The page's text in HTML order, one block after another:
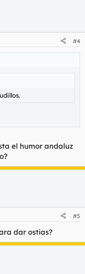
#4
el humor andaluz
#5
dar ostias?